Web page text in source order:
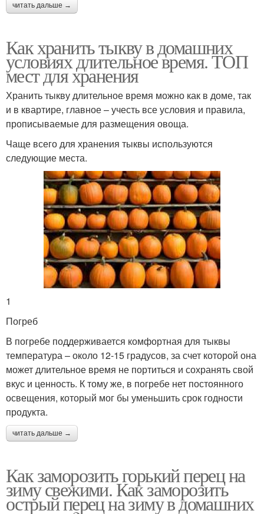
читать дальше →
Как хранить тыкву в домашних
условиях длительное время. ТОП
мест для хранения
Хранить тыкву длительное время можно как в доме, так
и в квартире, главное – учесть все условия и правила,
прописываемые для размещения овоща.
Чаще всего для хранения тыквы используются
следующие места.
1
Погреб
В погребе поддерживается комфортная для тыквы
температура – около 12-15 градусов, за счет которой она
может длительное время не портиться и сохранять свой
вкус и ценность. К тому же, в погребе нет постоянного
освещения, который мог бы уменьшить срок годности
продукта.
читать дальше →
Как заморозить горький перец на
зиму свежими. Как заморозить
острый перец на зиму в домашних